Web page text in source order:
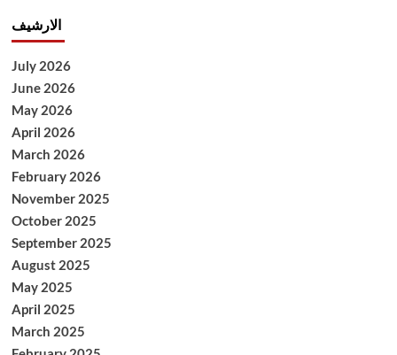
الارشيف
July 2026
June 2026
May 2026
April 2026
March 2026
February 2026
November 2025
October 2025
September 2025
August 2025
May 2025
April 2025
March 2025